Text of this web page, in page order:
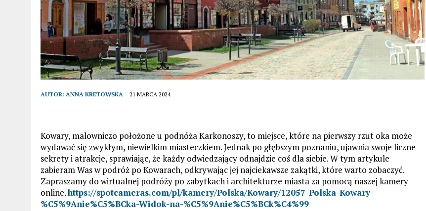
AUTOR: ANNA KRETOWSKA 21 MARCA 2024
Kowary, malowniczo położone u podnóża Karkonoszy, to miejsce, które na pierwszy rzut oka może
wydawać się zwykłym, niewielkim miasteczkiem. Jednak po głębszym poznaniu, ujawnia swoje liczne
sekrety i atrakcje, sprawiając, że każdy odwiedzający odnajdzie coś dla siebie. W tym artykule
zabieram Was w podróż po Kowarach, odkrywając jej najciekawsze zakątki, które warto zobaczyć.
Zapraszamy do wirtualnej podróży po zabytkach i architekturze miasta za pomocą naszej kamery
online.https://spotcameras.com/pl/kamery/Polska/Kowary/12057-Polska-Kowary-
%C5%9Anie%C5%BCka-Widok-na-%C5%9Anie%C5%BCk%C4%99